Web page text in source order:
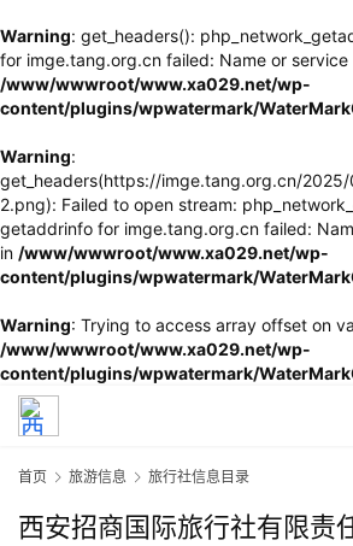
Warning: get_headers():
for imge.tang.org.cn failed: Name or service
/www/wwwroot/www.xa029.net/wp-
content/plugins/wpwatermark/
Warning:
get_headers(https://imge.tang.org.cn/
2.png): Failed to open stream:
getaddrinfo for imge.tang.org.cn failed:
in /www/wwwroot/www.xa029.net/wp-
content/plugins/wpwatermark/
Warning: Trying to access array offset on
/www/wwwroot/www.xa029.net/wp-
content/plugins/wpwatermark/
首页 旅游信息 旅行社信息目录
西安招商国际旅行社有限责